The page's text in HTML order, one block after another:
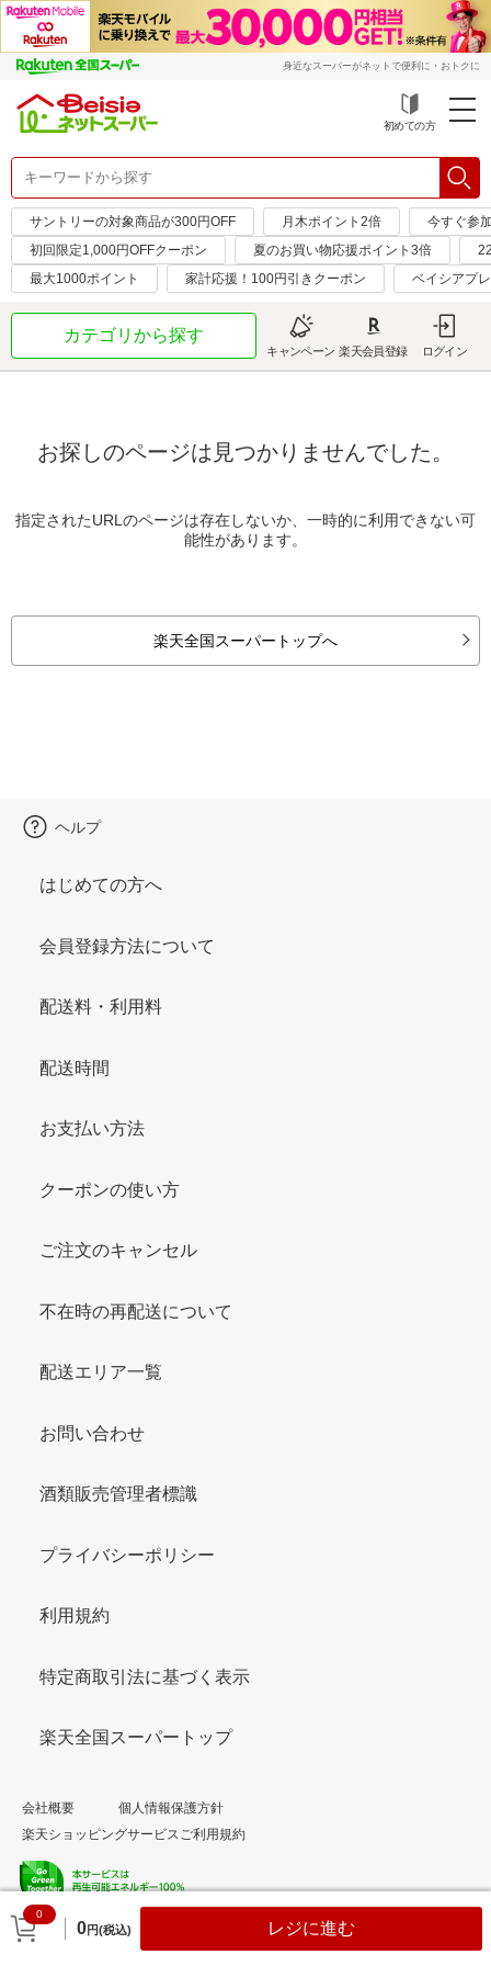
身近なスーパーがネットで便利に・おトクに
初めての方
サントリーの対象商品が300円OFF 月木ポイント2倍
今すぐ参
初回限定1,000円OFFクーポン
夏のお買い物応援ポイント3倍
最大1000ポイント
家計応援！100円引きクーポン ベイシアプ
カテゴリから探す
キャンペーン 楽天会員登録 ログイン
お探しのページは見つかりませんでした。
指定されたURLのページは存在しないか、一時的に利用できない可
能性があります。
楽天全国スーパートップへ
0
0円(税込) レジに進む
ヘルプ
はじめての方へ
会員登録方法について
配送料・利用料
配送時間
お支払い方法
クーポンの使い方
ご注文のキャンセル
不在時の再配送について
配送エリア一覧
お問い合わせ
酒類販売管理者標識
プライバシーポリシー
利用規約
特定商取引法に基づく表示
楽天全国スーパートップ
会社概要
個人情報保護方針
楽天ショッピングサービスご利用規約
© Rakuten Group, Inc.